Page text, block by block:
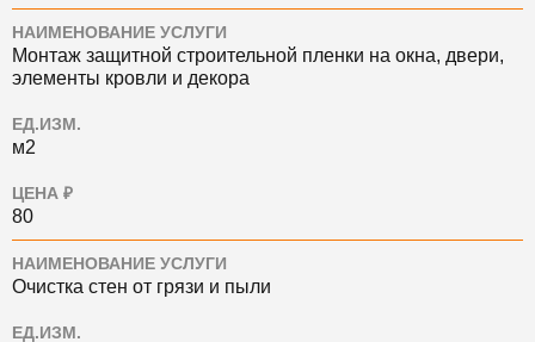
НАИМЕНОВАНИЕ УСЛУГИ
Монтаж защитной строительной пленки на окна, двери,
элементы кровли и декора
ЕД.ИЗМ.
м2
ЦЕНА ₽
80
НАИМЕНОВАНИЕ УСЛУГИ
Очистка стен от грязи и пыли
ЕД.ИЗМ.